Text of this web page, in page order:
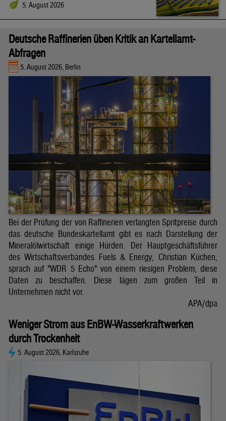
5. August 2026
Deutsche Raffinerien üben Kritik an Kartellamt-
Abfragen
5. August 2026, Berlin
Bei der Prüfung der von Raffinerien verlangten Spritpreise durch
das deutsche Bundeskartellamt gibt es nach Darstellung der
Mineralölwirtschaft einige Hürden. Der Hauptgeschäftsführer
des Wirtschaftsverbandes Fuels & Energy, Christian Küchen,
sprach auf "WDR 5 Echo" von einem riesigen Problem, diese
Daten zu beschaffen. Diese lägen zum großen Teil in
Unternehmen nicht vor.
APA/dpa
Weniger Strom aus EnBW-Wasserkraftwerken
durch Trockenheit
5. August 2026, Karlsruhe